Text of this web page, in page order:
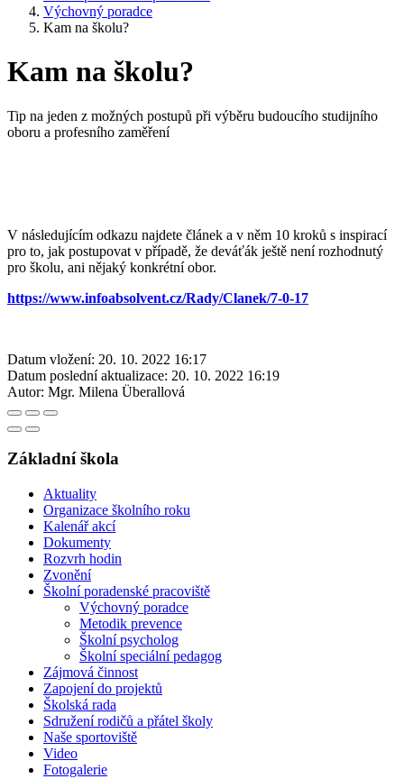
Výchovný poradce
Kam na školu?
Kam na školu?
Tip na jeden z možných postupů při výběru budoucího studijního
oboru a profesního zaměření
V následujícím odkazu najdete článek a v něm 10 kroků s inspirací
pro to, jak postupovat v případě, že deváťák ještě není rozhodnutý
pro školu, ani nějaký konkrétní obor.
https://www.infoabsolvent.cz/Rady/Clanek/7-0-17
Datum vložení: 20. 10. 2022 16:17
Datum poslední aktualizace: 20. 10. 2022 16:19
Autor: Mgr. Milena Überallová
Základní škola
Aktuality
Organizace školního roku
Kalenář akcí
Dokumenty
Rozvrh hodin
Zvonění
Školní poradenské pracoviště
Výchovný poradce
Metodik prevence
Školní psycholog
Školní speciální pedagog
Zájmová činnost
Zapojení do projektů
Školská rada
Sdružení rodičů a přátel školy
Naše sportoviště
Video
Fotogalerie